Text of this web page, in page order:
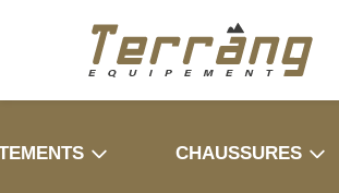
CHAUSSURES